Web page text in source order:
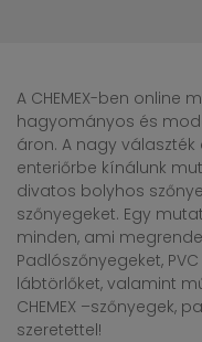
A CHEMEX-ben online
hagyományos és
áron. A nagy
enteriőrbe kínálunk
divatos bolyhos
szőnyegeket. Egy
minden, ami
Padlószőnyegeket,
lábtörlőket, valamint
CHEMEX –szőnyegek,
szeretettel!